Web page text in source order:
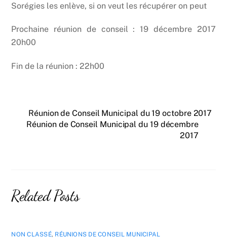
Sorégies les enlève, si on veut les récupérer on peut
Prochaine réunion de conseil : 19 décembre 2017
20h00
Fin de la réunion : 22h00
Réunion de Conseil Municipal du 19 octobre 2017
Réunion de Conseil Municipal du 19 décembre
2017
Related Posts
NON CLASSÉ, RÉUNIONS DE CONSEIL MUNICIPAL